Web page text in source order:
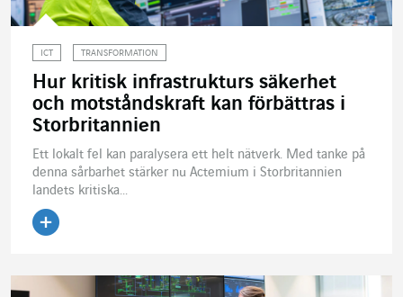
ICT TRANSFORMATION
Hur kritisk infrastrukturs säkerhet
och motståndskraft kan förbättras i
Storbritannien
Ett lokalt fel kan paralysera ett helt nätverk. Med tanke på
denna sårbarhet stärker nu Actemium i Storbritannien
landets kritiska...